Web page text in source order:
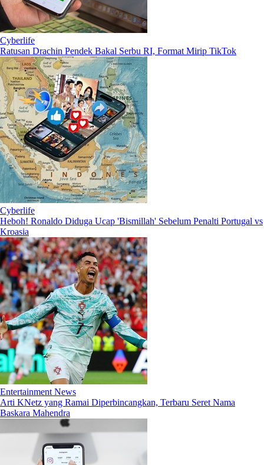
Cyberlife
Ratusan Drachin Pendek Bakal Serbu RI, Format Mirip TikTok
Cyberlife
Heboh! Ronaldo Diduga Ucap 'Bismillah' Sebelum Penalti Portugal vs
Kroasia
Entertainment News
Arti KNetz yang Ramai Diperbincangkan, Terbaru Seret Nama
Baskara Mahendra